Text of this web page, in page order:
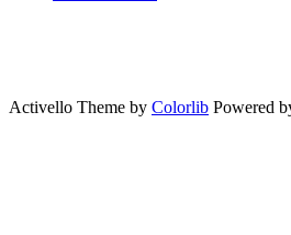
Activello Theme by Colorlib Powered